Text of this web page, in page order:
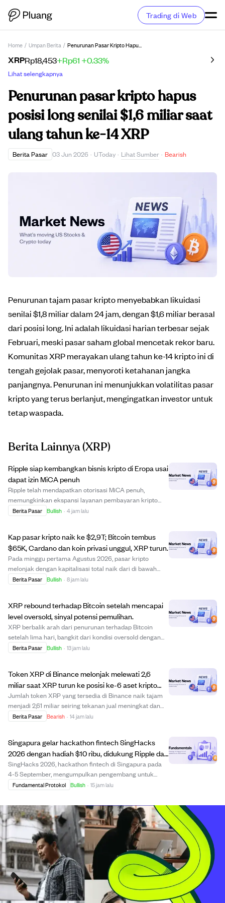
Trading di Web
Home / Umpan Berita / Penurunan Pasar Kripto Hapus Posisi Long Senilai $1,6 Miliar Saat Ulang Tahun Ke-14 XRP
XRPRp18,453+Rp61 +0.33%
Lihat selengkapnya
Penurunan pasar kripto hapus
posisi long senilai $1,6 miliar saat
ulang tahun ke-14 XRP
Berita Pasar 03 Jun 2026 · UToday · Lihat Sumber · Bearish
Penurunan tajam pasar kripto menyebabkan likuidasi
senilai $1,8 miliar dalam 24 jam, dengan $1,6 miliar berasal
dari posisi long. Ini adalah likuidasi harian terbesar sejak
Februari, meski pasar saham global mencetak rekor baru.
Komunitas XRP merayakan ulang tahun ke-14 kripto ini di
tengah gejolak pasar, menyoroti ketahanan jangka
panjangnya. Penurunan ini menunjukkan volatilitas pasar
kripto yang terus berlanjut, mengingatkan investor untuk
tetap waspada.
Berita Lainnya(XRP)
Ripple siap kembangkan bisnis kripto di Eropa usai
dapat izin MiCA penuh
Ripple telah mendapatkan otorisasi MiCA penuh,
memungkinkan ekspansi layanan pembayaran kripto
dan stablecoin yang teregulasi di seluruh 30 negara
memperlu...
Berita Pasar Bullish · 4 jam lalu
Kap pasar kripto naik ke $2,9T; Bitcoin tembus
$65K, Cardano dan koin privasi unggul, XRP turun.
Pada minggu pertama Agustus 2026, pasar kripto
melonjak dengan kapitalisasi total naik dari di bawah
$2,2 triliun menjadi $2,9 triliun. Bitcoin memimpin
Berita Pasar Bullish · 8 jam lalu
XRP rebound terhadap Bitcoin setelah mencapai
level oversold, sinyal potensi pemulihan.
XRP berbalik arah dari penurunan terhadap Bitcoin
setelah lima hari, bangkit dari kondisi oversold dengan
RSI turun ke 25 lalu naik ke 35. Rebound ini
Berita Pasar Bullish · 13 jam lalu
Token XRP di Binance melonjak melewati 2,6
miliar saat XRP turun ke posisi ke-6 aset kripto
terbesar.
Jumlah token XRP yang tersedia di Binance naik tajam
menjadi 2,61 miliar seiring tekanan jual meningkat dan
pasar yang bergejolak. Lonjakan ini mencerminkan
Berita Pasar Bearish · 14 jam lalu
Singapura gelar hackathon fintech SingHacks
2026 dengan hadiah $10 ribu, didukung Ripple dan
Julius Baer.
SingHacks 2026, hackathon fintech di Singapura pada
4-5 September, mengumpulkan pengembang untuk
menyelesaikan tantangan nyata di pembayaran,
RippleX dan Julius Baer, acara ini menawarkan hadi...
Fundamental Protokol Bullish · 15 jam lalu